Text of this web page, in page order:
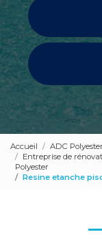
Accueil
ADC
Entreprise de
Polyester
Resine etanche